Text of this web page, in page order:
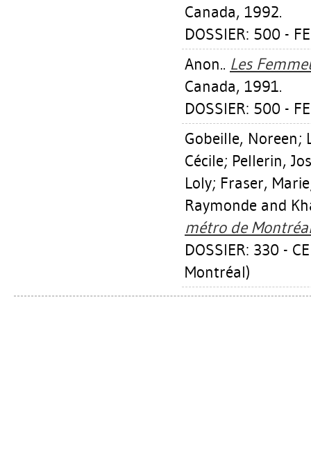
Canada, 1992.
DOSSIER: 500 -
Anon.. Les
Canada, 1991.
DOSSIER: 500 -
Gobeille, Noreen;
Cécile; Pellerin,
Loly; Fraser, Marie
Raymonde and
métro de
DOSSIER: 330 -
Montréal)